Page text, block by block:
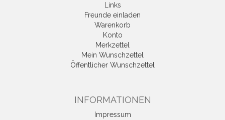
Links
Freunde einladen
Warenkorb
Konto
Merkzettel
Mein Wunschzettel
Öffentlicher Wunschzettel
INFORMATIONEN
Impressum